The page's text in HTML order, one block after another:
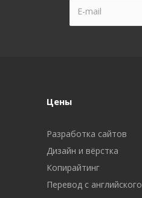
Цены
Разработка сайтов
Дизайн и вёрстка
Копирайтинг
Перевод с английского